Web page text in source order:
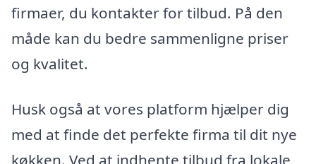
firmaer, du kontakter for tilbud. På den
måde kan du bedre sammenligne priser
og kvalitet.
Husk også at vores platform hjælper dig
med at finde det perfekte firma til dit nye
køkken. Ved at indhente tilbud fra lokale